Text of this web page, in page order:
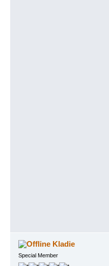
Kladie
Special Member